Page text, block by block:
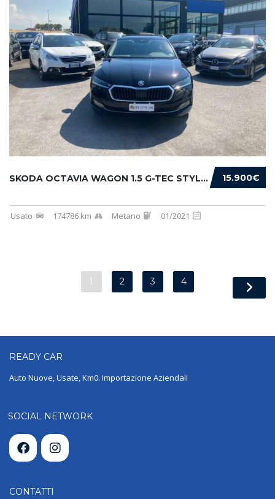
15.900€
SKODA OCTAVIA WAGON 1.5 G-TEC STYLE 130CV DS...
Usato 174786 km Metano 01/2021
1 2 3 4
READY CAR
Auto Nuove, Usate, Km0. Importazione Aziendali
SOCIAL NETWORK
CONTATTI